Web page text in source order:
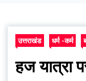
उत्तराखंड धर्म -कर्म
हज यात्रा